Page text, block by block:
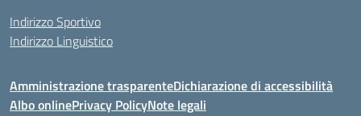
Indirizzo Sportivo
Indirizzo Linguistico
Amministrazione trasparenteDichiarazione di accessibilità
Albo onlinePrivacy PolicyNote legali